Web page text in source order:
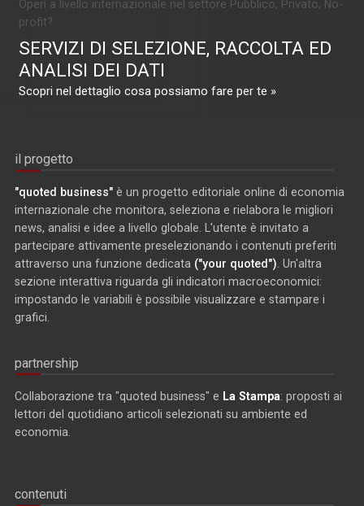
Operi a livello internazionale nel settore Pubblico, Privato, No-
profit?
SERVIZI DI SELEZIONE, RACCOLTA ED
ANALISI DEI DATI
Scopri nel dettaglio cosa possiamo fare per te »
il progetto
"quoted business" è un progetto editoriale online di economia
internazionale che monitora, seleziona e rielabora le migliori
news, analisi e idee a livello globale. L'utente è invitato a
partecipare attivamente preselezionando i contenuti preferiti
attraverso una funzione dedicata ("your quoted") . Un'altra
sezione interattiva riguarda gli indicatori macroeconomici:
impostando le variabili è possibile visualizzare e stampare i
grafici.
partnership
Collaborazione tra "quoted business" e La Stampa: proposti ai
lettori del quotidiano articoli selezionati su ambiente ed
economia.
contenuti